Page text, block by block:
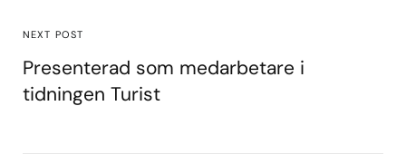
NEXT POST
Presenterad som medarbetare i
tidningen Turist